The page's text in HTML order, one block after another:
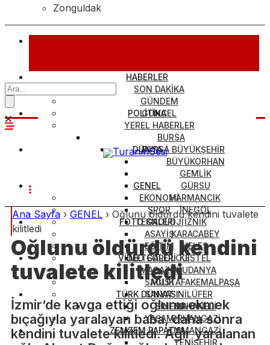
Zonguldak
HABERLER
SON DAKİKA
GÜNDEM
GÜNCEL
YEREL HABERLER
BURSA
BURSA BÜYÜKŞEHİR
BÜYÜKORHAN
GEMLİK
GÜRSU
HARMANCIK
İNEGÖL
İZNİK
KARACABEY
KELES
KESTEL
MUDANYA
MUSTAFAKEMALPAŞA
NİLÜFER
ORHANELİ
ORHANGAZİ
OSMANGAZİ
YENİŞEHİR
POLİTİKA
DÜNYA
GENEL
EKONOMİ
SPOR
TEKNOLOJİ
ASAYİŞ
EĞİTİM
METEOROLOJİ
MAGAZİN
SAĞLIK
SANAT
SİNEMA
YAŞAM
FOTO GALERİ
VİDEO GALERİ
TÜRK DÜNYASI
ZEMZEM PAPATYA
Ana Sayfa › GENEL › Oğlunu öldürdü kendini tuvalete
kilitledi
Oğlunu öldürdü kendini
tuvalete kilitledi
İzmir’de kavga ettiği oğlunu ekmek
bıçağıyla yaralayan baba, daha sonra
kendini tuvalete kilitledi. Ağır yaralanan